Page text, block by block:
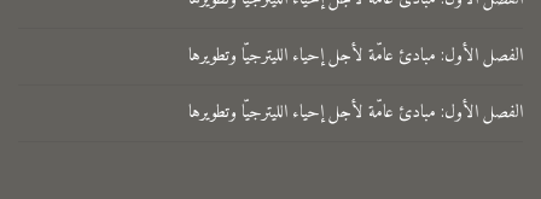
الفصل الأول: مبادئ عامّة لأجل إحياء الليترجيّا وتطويرها
الفصل الأول: مبادئ عامّة لأجل إحياء الليترجيّا وتطويرها